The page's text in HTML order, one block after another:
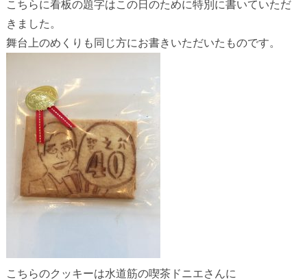
こちらに看板の題字はこの日のために特別に書いていただ
きました。
舞台上のめくりも同じ方にお書きいただいたものです。
こちらのクッキーは水道筋の喫茶ドニエさんに